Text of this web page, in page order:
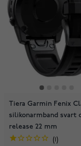
Tiera Garmin Fenix
silikonarmband svart
release 22 mm